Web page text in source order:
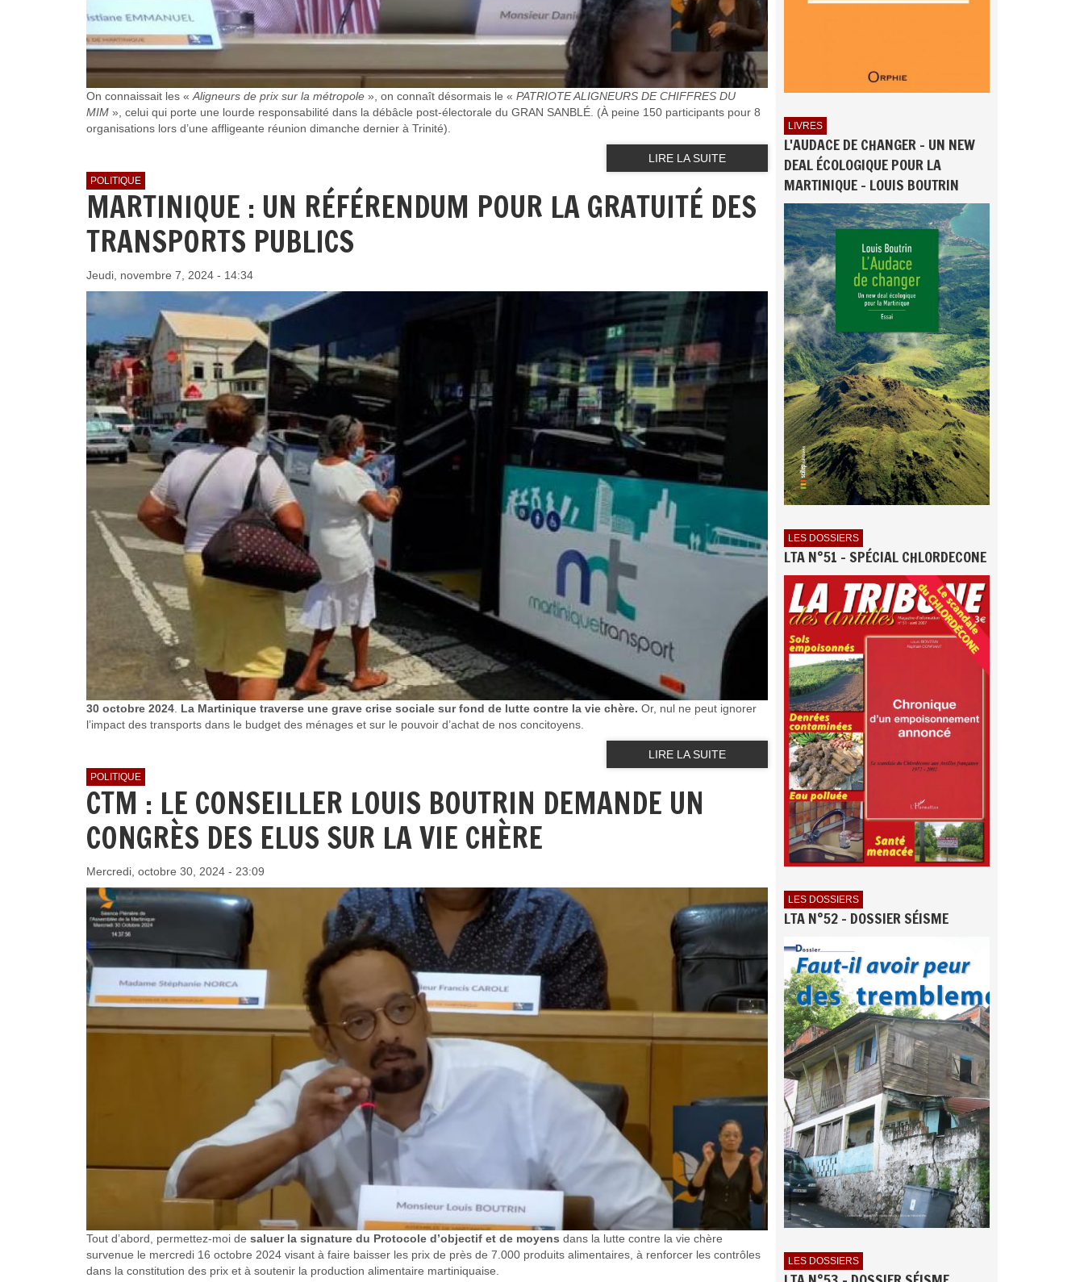
On connaissait les «Aligneurs de prix sur la métropole », on connaît désormais le « PATRIOTE ALIGNEURS DE CHIFFRES DU
MIM », celui qui porte une lourde responsabilité dans la débâcle post-électorale du GRAN SANBLÉ. (À peine 150 participants pour 8
organisations lors d’une affligeante réunion dimanche dernier à Trinité).
LIRE LA SUITE
POLITIQUE
MARTINIQUE : UN RÉFÉRENDUM POUR LA GRATUITÉ DES
TRANSPORTS PUBLICS
Jeudi, novembre 7, 2024 - 14:34
30 octobre 2024. La Martinique traverse une grave crise sociale sur fond de lutte contre la vie chère. Or, nul ne peut ignorer
l’impact des transports dans le budget des ménages et sur le pouvoir d’achat de nos concitoyens.
LIRE LA SUITE
POLITIQUE
CTM : LE CONSEILLER LOUIS BOUTRIN DEMANDE UN
CONGRÈS DES ELUS SUR LA VIE CHÈRE
Mercredi, octobre 30, 2024 - 23:09
Tout d’abord, permettez-moi de saluer la signature du Protocole d’objectif et de moyens dans la lutte contre la vie chère
survenue le mercredi 16 octobre 2024 visant à faire baisser les prix de près de 7.000 produits alimentaires, à renforcer les contrôles
dans la constitution des prix et à soutenir la production alimentaire martiniquaise.
LIVRES
L'AUDACE DE CHANGER - UN NEW
DEAL ÉCOLOGIQUE POUR LA
MARTINIQUE - LOUIS BOUTRIN
LES DOSSIERS
LTA N°51 - SPÉCIAL CHLORDECONE
LES DOSSIERS
LTA N°52 - DOSSIER SÉISME
LES DOSSIERS